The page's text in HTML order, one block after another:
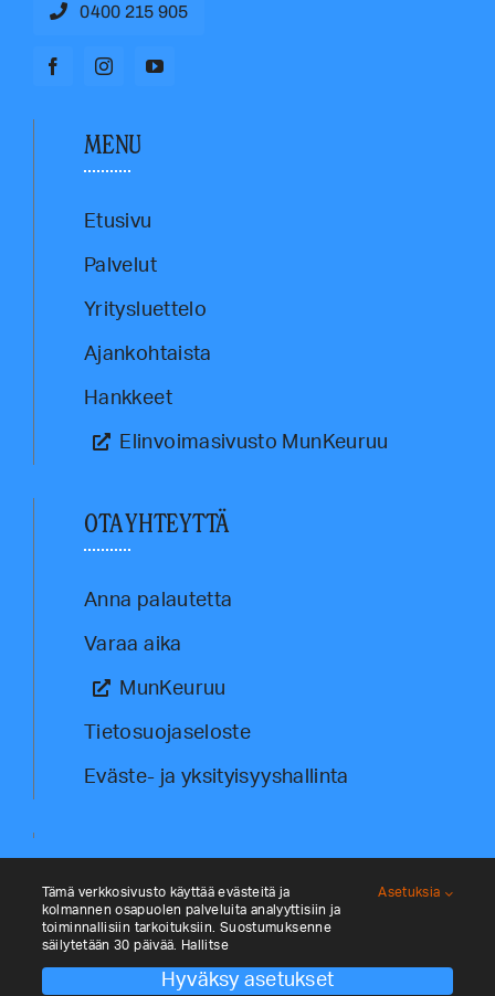
0400 215 905
MENU
Etusivu
Palvelut
Yritysluettelo
Ajankohtaista
Hankkeet
Elinvoimasivusto MunKeuruu
OTA YHTEYTTÄ
Anna palautetta
Varaa aika
MunKeuruu
Tietosuojaseloste
Eväste- ja yksityisyyshallinta
© Kehittämisyhtiö Keulink Oy 2026. All
Tämä verkkosivusto käyttää evästeitä ja
kolmannen osapuolen palveluita analyyttisiin ja
toiminnallisiin tarkoituksiin. Suostumuksenne
säilytetään 30 päivää. Hallitse
Asetuksia
Hyväksy asetukset